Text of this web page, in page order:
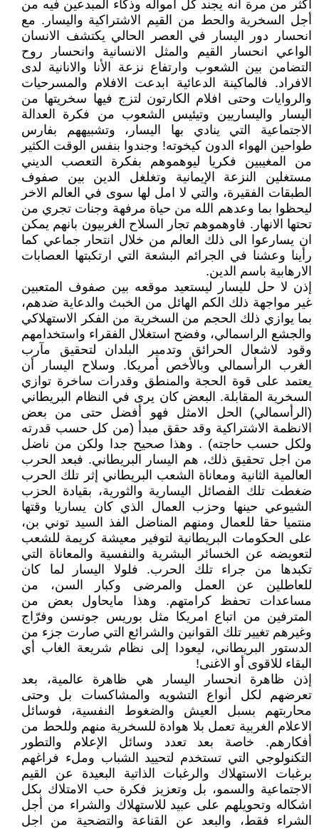
أكثر من مرة أنه يجند كل امواله وذكاء المبدعين فيه من
أجل السخرية والحط من القيم الاشتراكية واليسار. مع
انحسار دور اليسار في العصر الحالي يكتشف الانسان
الواعي انحسار القيم والمثل الانسانية وانحسار روح
التضامن بين الشعوب وارتفاع نزعة الأنا والانانية لدى
الافراد. فالماكينة الدعائية ابدعت الافلام والمسرحيات
والروايات وحتى افلام الكارتون لتزج فيها سخريتها من
اليسار واليساريين وتيئيس الشعوب من فكرة العدالة
الاجتماعية التي ينادي بها اليسار، وتشبيههم بفارس
طواحين الهواء الدون كيخوته! وجندوا بنفس الوقت الكثير
من المغيبين فكريا ليوهموهم بفكرة التعصب الديني
مستغلين النزعة الإيمانية وتغلغل الدين بين صفوف
الطبقات الفقيرة، والتي لا امل لها سوى في العالم الاخر
ليحظوا بما وعدهم الله من حياة مرفهة وجنات تجري من
تحتها الانهار. فاوهموهم تجار السلاح الغربيون بانهم يمكن
ان يسارعوا الى ذلك العالم من خلال انتحار جماعي كما
رأينا وعشنا في الجرائم البشعة التي ارتكبتها العصابات
الارهابية باسم الدين.
إذن لا حل لليسار ليستعيد موقعه بين صفوف المتعبين
غير مواجهة ذلك الكم الهائل من الخبث والدعاية ضدهم،
بما يوازي ذلك الحجم من السخرية من الفكر الاستهلاكي
والجشع الراسمالي، وفضح استغلال الفقراء واستخدامهم
وقود لاشعال الحرائق وتدمير البلدان لتحقيق مآرب
الغرب الرأسمالي وبالأخص أمريكا. وسلاح اليسار أن
يعتمد على قوة الحجة والمنطق وقدرات ساخرة توازي
السخرية المقابلة. البعض كان يرى في النظام البريطاني
(الرأسمالي) الحل الامثل فهو أفضل حتى من بعض
الانظمة الاشتراكية وقد حقق مبدأ (من كل حسب قدرته
ولكل حسب حاجته) . وهذا صحيح جدا ولكن من ناضل
من اجل تحقيق ذلك، هم اليسار البريطاني. فبعد الحرب
العالمية الثانية ومعاناة الشعب البريطاني إثر تلك الحرب
ضغطت تلك الفصائل اليسارية والثورية، بقيادة الحزب
الشيوعي حينها وحزب العمال الذي كان يساريا وقتها
منتميا حقا للعمال ومنهم المناضل الفذ السيد توني بن،
على الحكومات البريطانية لتوفير معيشة كريمة للشعب
لتعويضه عن الخسائر البشرية والنفسية والمعاناة التي
تكبدها من جراء تلك الحرب. فلولا اليسار لما كان
للعاطلين عن العمل والمرضى وكبار السن، من
مساعدات تحفظ كرامتهم. وهذا مايحاول بعض من
المترفين من اتباع امريكا مثل بوريس جونسن وفرّاج
وغيرهم تغيير تلك القوانين والشرائع التي صارت جزء من
الدستور البريطاني، ليعودا إلى نظام شريعة الغاب أي
البقاء للاقوى أو الاغنى!
إذن ظاهرة انحسار اليسار هي ظاهرة عالمية، بعد
تعرضهم لكل أنواع التشويه والمشاكسات بل وحتى
محاربتهم بسبل العيش والضغوط النفسية، فوسائل
الاعلام الغربية تعمل بلا هوادة للسخرية منهم وللحط من
أفكارهم. خاصة بعد تعدد وسائل الإعلام والتطور
التكنولوجي التي تستخدم لتحييد الشباب وملء فراغهم
برغبات الاستهلاك والرغبات الذاتية البعيدة عن القيم
الاجتماعية والسمو، بل وتعزيز فكرة حب الامتلاك بكل
اشكاله وتحويلهم على عبيد للاستهلاك والشراء من أجل
الشراء فقط، والبعد عن القناعة والتضحية من اجل